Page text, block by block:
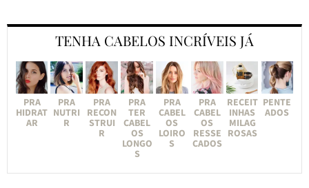
TENHA CABELOS INCRÍVEIS JÁ
PRA
HIDRAT
AR
PRA
NUTRI
R
PRA
RECON
STRUI
R
PRA
TER
CABEL
OS
LONGO
S
PRA
CABEL
OS
LOIRO
S
PRA
CABEL
OS
RESSE
CADOS
RECEIT
INHAS
MILAG
ROSAS
PENTE
ADOS